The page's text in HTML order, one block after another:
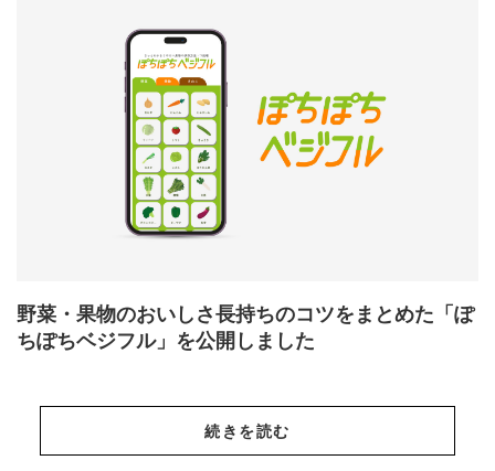
野菜・果物のおいしさ長持ちのコツをまとめた「ぽ
ちぽちベジフル」を公開しました
続きを読む